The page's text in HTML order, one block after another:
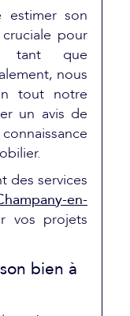
estimer son
pour
tant que
nous
tout notre
un avis de
des services
en-
vos projets
bien à